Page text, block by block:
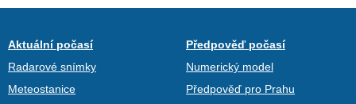
Aktuální počasí
Radarové snímky
Meteostanice
Předpověď počasí
Numerický model
Předpověď pro Prahu